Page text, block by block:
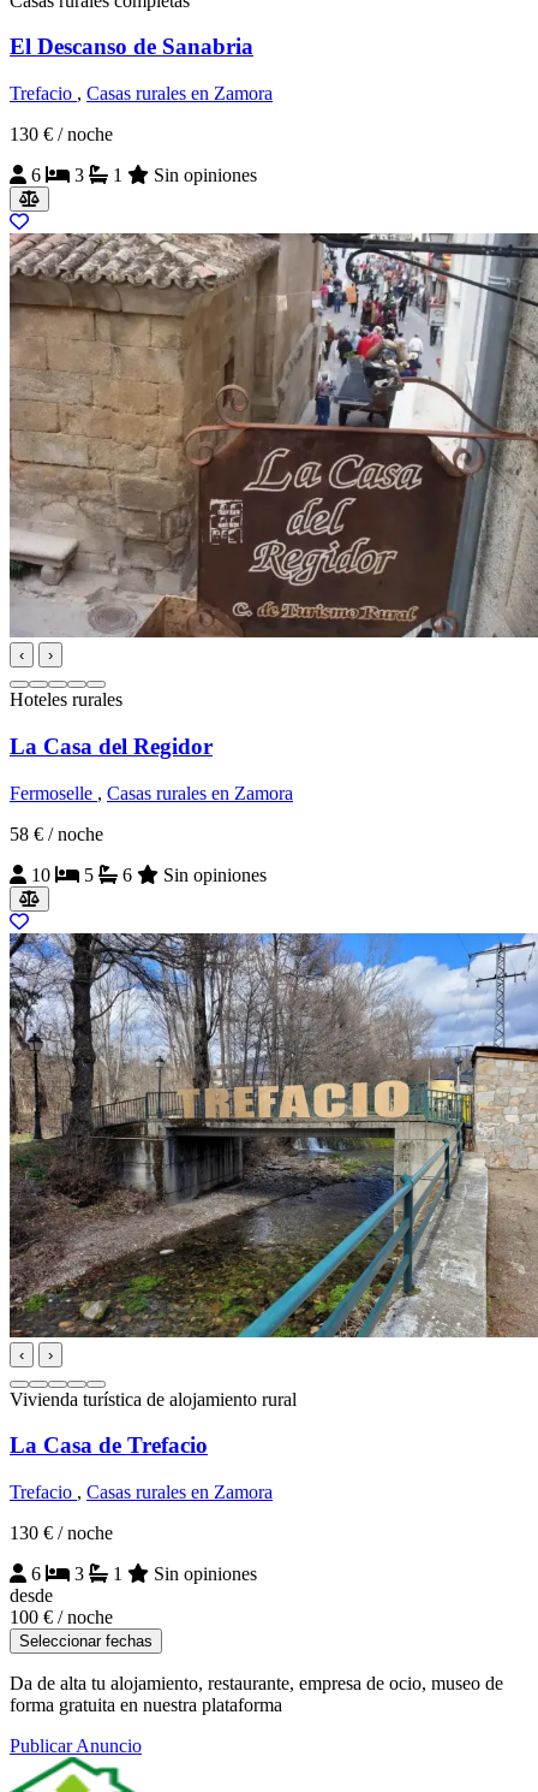
El Descanso de Sanabria
Trefacio , Casas rurales en Zamora
130 € / noche
6
3 1 Sin opiniones
‹ ›
Hoteles rurales
La Casa del Regidor
Fermoselle , Casas rurales en Zamora
58 € / noche
10
5 6 Sin opiniones
‹ ›
Vivienda turística de alojamiento rural
La Casa de Trefacio
Trefacio , Casas rurales en Zamora
130 € / noche
6
3 1
Sin opiniones
desde
100 € / noche
Seleccionar fechas
Da de alta tu alojamiento, restaurante, empresa de ocio, museo de
forma gratuita en nuestra plataforma
Publicar Anuncio